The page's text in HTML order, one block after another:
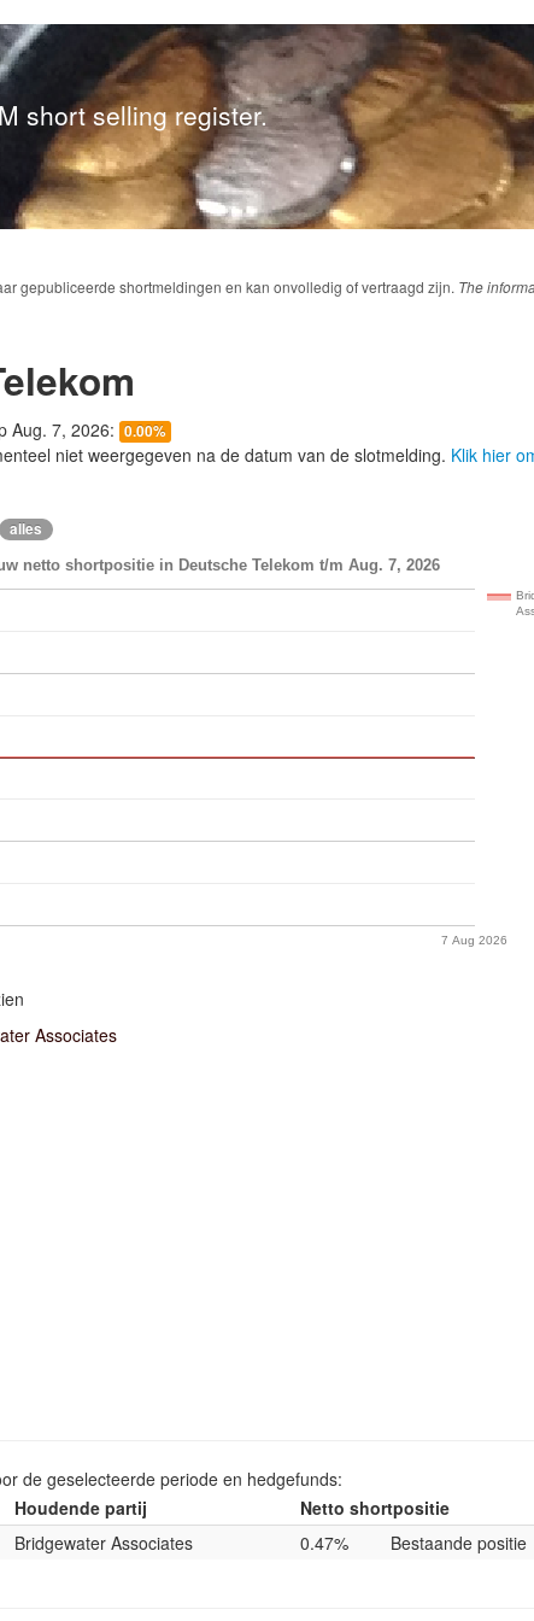
short selling register.
gepubliceerde shortmeldingen en kan onvolledig of vertraagd zijn. The
Aug. 7, 2026: 0.00%
niet weergegeven na de datum van de slotmelding. Klik hier
alles
netto shortpositie in Deutsche Telekom t/m Aug. 7, 2026
7 Aug 2026
Associates
de geselecteerde periode en hedgefunds:
Houdende partij
Netto shortpositie
Bridgewater Associates 0.47% Bestaande positie